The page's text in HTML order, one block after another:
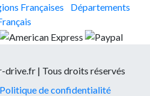
Françaises
Départements
| Tous droits réservés
Politique de confidentialité